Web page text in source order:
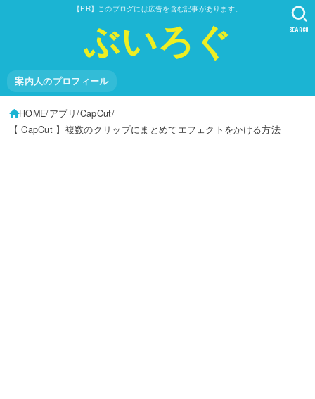
【PR】このブログには広告を含む記事があります。
ぶいろぐ
案内人のプロフィール
SEARCH
HOME アプリ CapCut
【 CapCut 】複数のクリップにまとめてエフェクトをかける方法